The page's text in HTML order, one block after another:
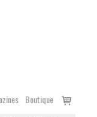
Boutique
Voir